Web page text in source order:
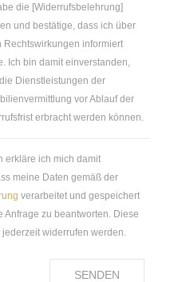
die [Widerrufsbelehrung]
und bestätige, dass ich über
Rechtswirkungen informiert
Ich bin damit einverstanden,
Dienstleistungen der
vor Ablauf der
erbracht werden können.
erkläre ich mich damit
meine Daten gemäß der
verarbeitet und gespeichert
Anfrage zu beantworten. Diese
widerrufen werden.
SENDEN